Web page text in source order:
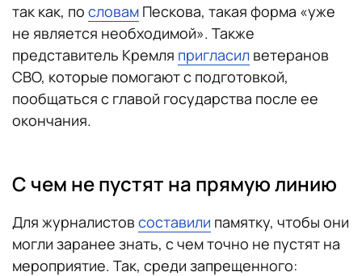
так как, по словам Пескова, такая форма «уже
не является необходимой». Также
представитель Кремля пригласил ветеранов
СВО, которые помогают с подготовкой,
пообщаться с главой государства после ее
окончания.
С чем не пустят на прямую линию
Для журналистов составили памятку, чтобы они
могли заранее знать, с чем точно не пустят на
мероприятие. Так, среди запрещенного: